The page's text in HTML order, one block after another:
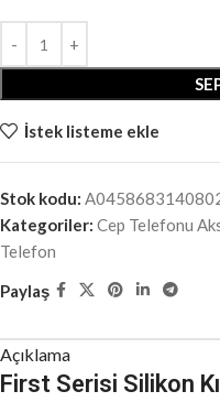
İstek listeme ekle
Stok kodu:
Kategoriler: Cep Telefonu
Telefon
Paylaş
Açıklama
First Serisi Silikon